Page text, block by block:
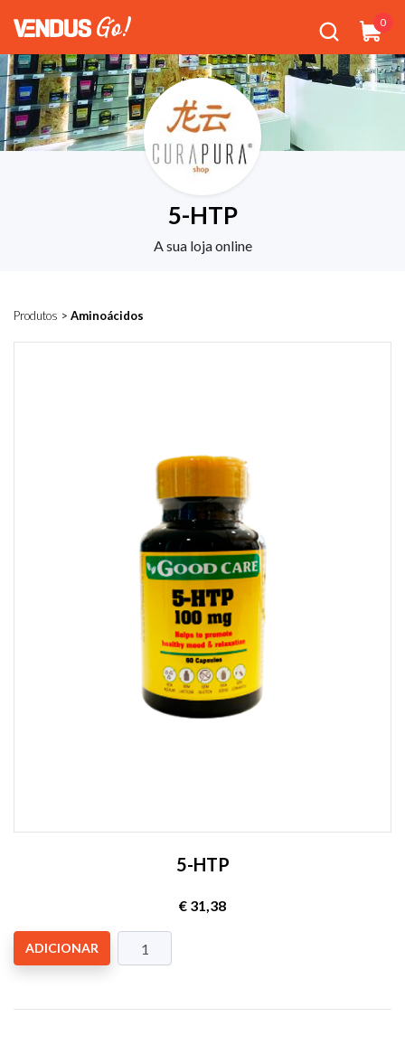
0
5-HTP
A sua loja online
Produtos > Aminoácidos
5-HTP
€ 31,38
ADICIONAR